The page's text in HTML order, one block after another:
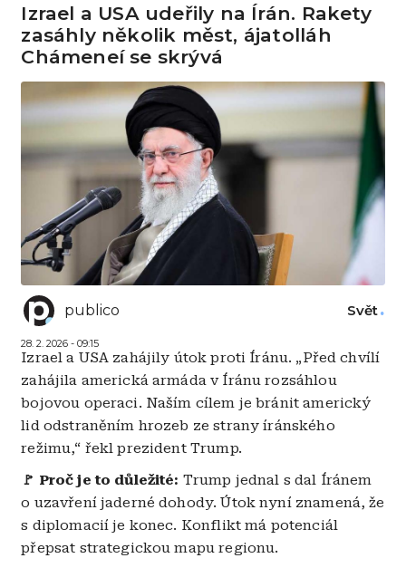
Izrael a USA udeřily na Írán. Rakety
zasáhly několik měst, ájatolláh
Chámeneí se skrývá
publico
28. 2. 2026 - 09:15
Svět
Izrael a USA zahájily útok proti Íránu. „Před chvílí
zahájila americká armáda v Íránu rozsáhlou
bojovou operaci. Naším cílem je bránit americký
lid odstraněním hrozeb ze strany íránského
režimu,“ řekl prezident Trump.
🚩 Proč je to důležité: Trump jednal s dal Íránem
o uzavření jaderné dohody. Útok nyní znamená, že
s diplomacií je konec. Konflikt má potenciál
přepsat strategickou mapu regionu.